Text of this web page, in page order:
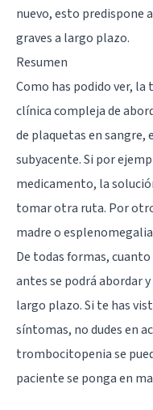
nuevo, esto predispone
graves a largo plazo.
Resumen
Como has podido ver,
clínica compleja de
de plaquetas en sangre,
subyacente. Si por
medicamento, la
tomar otra ruta. Por
madre o
De todas formas,
antes se podrá abordar
largo plazo. Si te has
síntomas, no dudes en
trombocitopenia se
paciente se ponga en